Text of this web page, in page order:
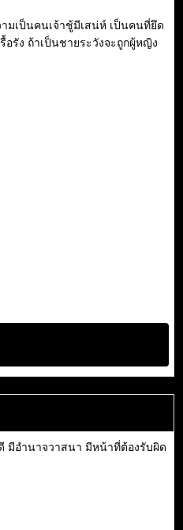
มเป็นคนเจ้าชู้มีเสน่ห์ เป็นคนที่ยึด
รัง ถ้าเป็นชายระวังจะถูกผู้หญิง
มีอำนาจวาสนา มีหน้าที่ต้องรับผิด